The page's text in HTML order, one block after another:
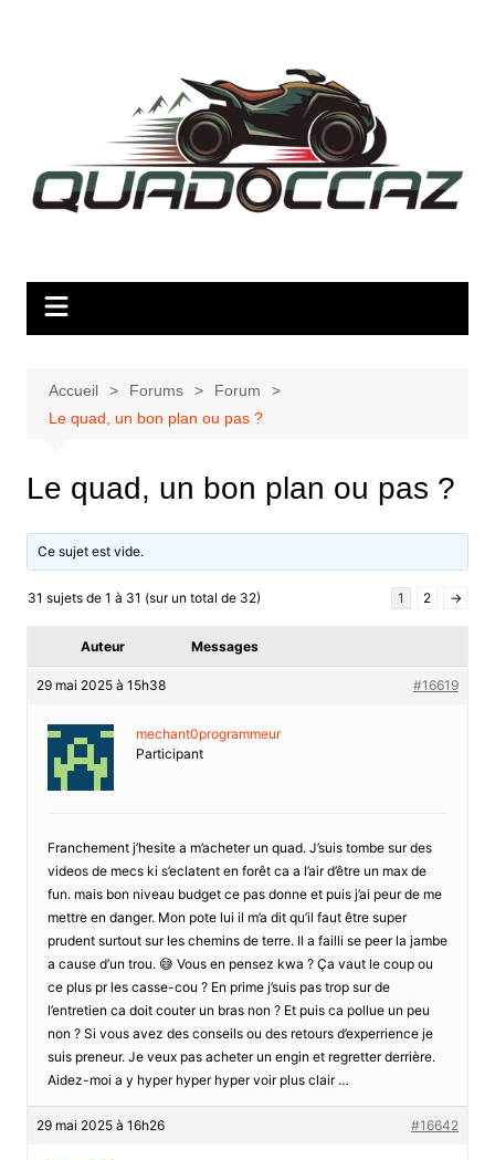
Accueil Forums
Forum
Le quad, un bon plan ou pas ?
Le quad, un bon plan ou pas ?
Ce sujet est vide.
31 sujets de 1 à 31 (sur un total de 32) 1 2 →
Auteur Messages
29 mai 2025 à 15h38 #16619
mechant0programmeur
Participant
Franchement j’hesite a m’acheter un quad. J’suis tombe sur des
videos de mecs ki s’eclatent en forêt ca a l’air d’être un max de
fun. mais bon niveau budget ce pas donne et puis j’ai peur de me
mettre en danger. Mon pote lui il m’a dit qu’il faut être super
prudent surtout sur les chemins de terre. Il a failli se peer la jambe
a cause d’un trou. 😅 Vous en pensez kwa ? Ça vaut le coup ou
ce plus pr les casse-cou ? En prime j’suis pas trop sur de
l’entretien ca doit couter un bras non ? Et puis ca pollue un peu
non ? Si vous avez des conseils ou des retours d’experrience je
suis preneur. Je veux pas acheter un engin et regretter derrière.
Aidez-moi a y hyper hyper hyper voir plus clair …
29 mai 2025 à 16h26 #16642